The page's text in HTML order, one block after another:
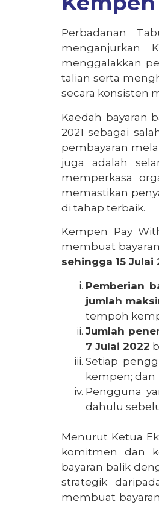
Perbadanan
menganjurkan
menggalakkan
talian serta
secara konsisten
Kaedah bayaran
2021 sebagai
pembayaran
juga adalah
memperkasa
memastikan
di tahap terbaik.
Kempen Pay
membuat
sehingga 15 Julai
Pemberian
jumlah
tempoh
Jumlah
7 Julai 2022
Setiap
kempen; dan
Pengguna
dahulu
Menurut Ketua
komitmen dan
bayaran balik
strategik
membuat